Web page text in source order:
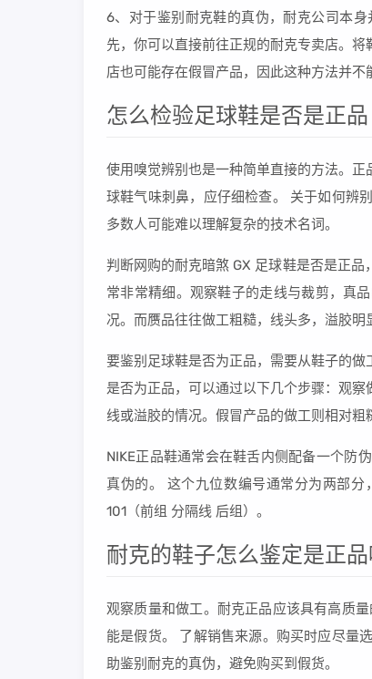
6、对于鉴别耐克鞋的真伪，耐克公司本
先，你可以直接前往正规的耐克专卖店。
店也可能存在假冒产品，因此这种方法并不
怎么检验足球鞋是否是正品
使用嗅觉辨别也是一种简单直接的方法。
球鞋气味刺鼻，应仔细检查。 关于如何辨
多数人可能难以理解复杂的技术名词。
判断网购的耐克暗煞 GX 足球鞋是否是正
常非常精细。观察鞋子的走线与裁剪，真
况。而赝品往往做工粗糙，线头多，溢胶明
要鉴别足球鞋是否为正品，需要从鞋子的
是否为正品，可以通过以下几个步骤：观
线或溢胶的情况。假冒产品的做工则相对粗
NIKE正品鞋通常会在鞋舌内侧配备一个防
真伪的。 这个九位数编号通常分为两部
101（前组 分隔线 后组）。
耐克的鞋子怎么鉴定是正
观察质量和做工。耐克正品应该具有高质
能是假货。 了解销售来源。购买时应尽量
助鉴别耐克的真伪，避免购买到假货。